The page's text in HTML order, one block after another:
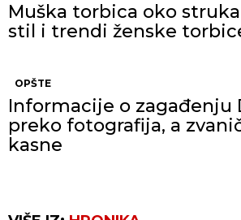
Muška torbica oko
stil i trendi ženske
OPŠTE
Informacije o zagađenju
preko fotografija, a
kasne